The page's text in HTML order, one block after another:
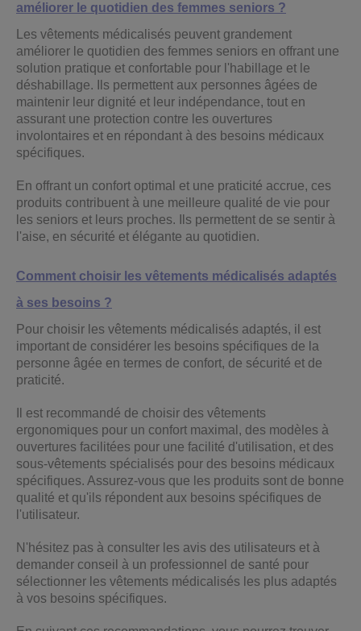
améliorer le quotidien des femmes seniors ?
Les vêtements médicalisés peuvent grandement
améliorer le quotidien des femmes seniors en offrant une
solution pratique et confortable pour l'habillage et le
déshabillage. Ils permettent aux personnes âgées de
maintenir leur dignité et leur indépendance, tout en
assurant une protection contre les ouvertures
involontaires et en répondant à des besoins médicaux
spécifiques.
En offrant un confort optimal et une praticité accrue, ces
produits contribuent à une meilleure qualité de vie pour
les seniors et leurs proches. Ils permettent de se sentir à
l'aise, en sécurité et élégante au quotidien.
Comment choisir les vêtements médicalisés adaptés
à ses besoins ?
Pour choisir les vêtements médicalisés adaptés, il est
important de considérer les besoins spécifiques de la
personne âgée en termes de confort, de sécurité et de
praticité.
Il est recommandé de choisir des vêtements
ergonomiques pour un confort maximal, des modèles à
ouvertures facilitées pour une facilité d'utilisation, et des
sous-vêtements spécialisés pour des besoins médicaux
spécifiques. Assurez-vous que les produits sont de bonne
qualité et qu'ils répondent aux besoins spécifiques de
l'utilisateur.
N'hésitez pas à consulter les avis des utilisateurs et à
demander conseil à un professionnel de santé pour
sélectionner les vêtements médicalisés les plus adaptés
à vos besoins spécifiques.